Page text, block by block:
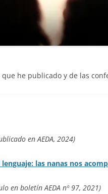
he publicado y de las
en AEDA, 2024)
las nanas nos
en boletín AEDA nº 97, 2021)